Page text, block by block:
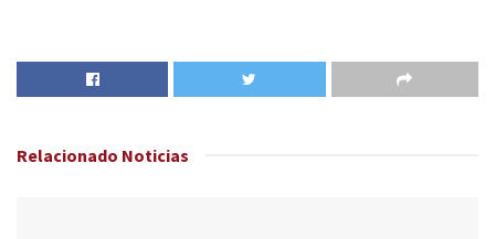
Relacionado Noticias